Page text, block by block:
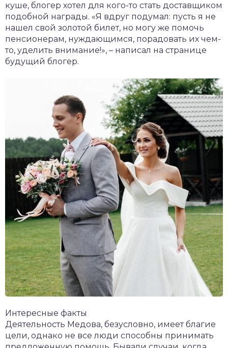
куше, блогер хотел для кого-то стать доставщиком
подобной награды. «Я вдруг подумал: пусть я не
нашел свой золотой билет, но могу же помочь
пенсионерам, нуждающимся, порадовать их чем-
то, уделить внимание!», – написал на странице
будущий блогер.
Интересные факты
Деятельность Медова, безусловно, имеет благие
цели, однако не все люди способны принимать